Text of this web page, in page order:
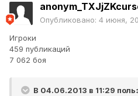
Опубликовано: 4 июня,
Игроки
459 публикаций
7 062 боя
В 04.06.2013 в 11:29